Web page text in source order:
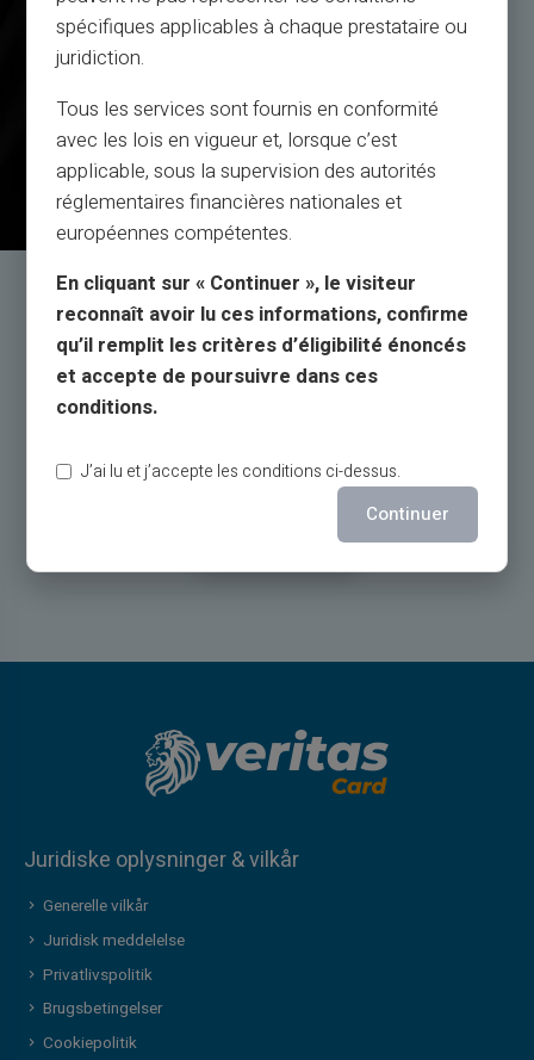
Service og support af
rigtige mennesker, ikke bots
Kundeservice på engelsk til din tjeneste med billet
telefon fra mandag til lørdag fra 9h til 18.30
Juridiske oplysninger & vilkår
Generelle vilkår
Juridisk meddelelse
Privatlivspolitik
Brugsbetingelser
Cookiepolitik
spécifiques applicables à chaque prestataire ou
juridiction.
Tous les services sont fournis en conformité
avec les lois en vigueur et, lorsque c’est
applicable, sous la supervision des autorités
réglementaires financières nationales et
européennes compétentes.
En cliquant sur « Continuer », le visiteur
reconnaît avoir lu ces informations, confirme
qu’il remplit les critères d’éligibilité énoncés
et accepte de poursuivre dans ces
conditions.
J’ai lu et j’accepte les conditions ci-dessus.
Continuer